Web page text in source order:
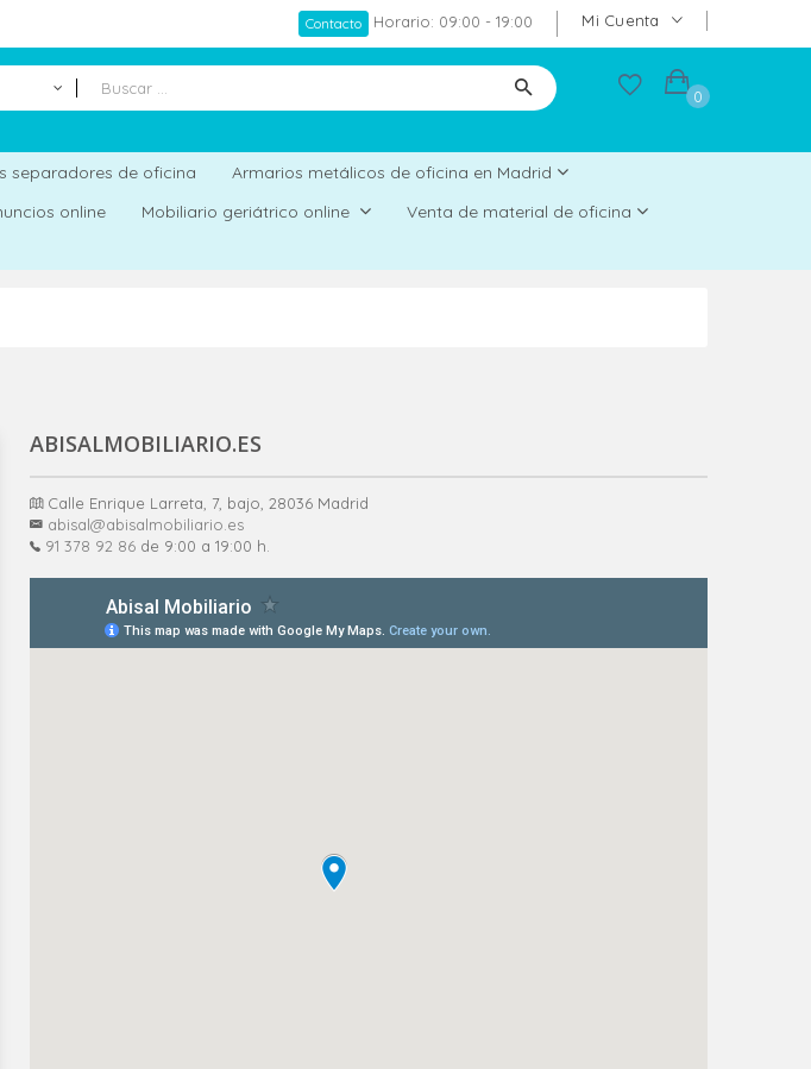
Mi Cuenta
Contacto Horario: 09:00 - 19:00
0
separadores de oficina
Armarios metálicos de oficina en Madrid
online Mobiliario geriátrico online
Venta de material de oficina
ABISALMOBILIARIO.ES
Calle Enrique Larreta, 7, bajo, 28036 Madrid
abisal@abisalmobiliario.es
91 378 92 86 de 9:00 a 19:00 h.